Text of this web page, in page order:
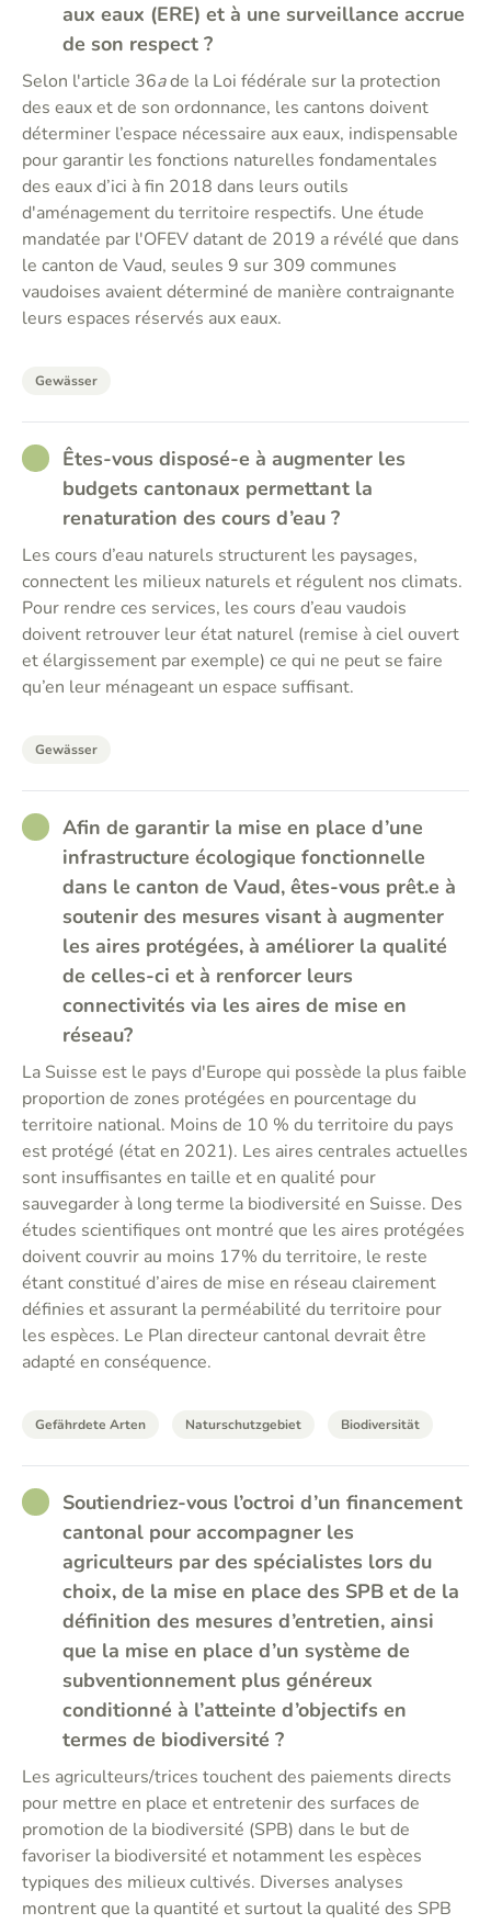
aux eaux (ERE) et à une surveillance accrue
de son respect ?
Selon l'article 36ade la Loi fédérale sur la protection
des eaux et de son ordonnance, les cantons doivent
déterminer l’espace nécessaire aux eaux, indispensable
pour garantir les fonctions naturelles fondamentales
des eaux d’ici à fin 2018 dans leurs outils
d'aménagement du territoire respectifs. Une étude
mandatée par l'OFEV datant de 2019 a révélé que dans
le canton de Vaud, seules 9 sur 309 communes
vaudoises avaient déterminé de manière contraignante
leurs espaces réservés aux eaux.
Gewässer
RATHER_GOOD
Êtes-vous disposé-e à augmenter les
budgets cantonaux permettant la
renaturation des cours d’eau ?
Les cours d’eau naturels structurent les paysages,
connectent les milieux naturels et régulent nos climats.
Pour rendre ces services, les cours d’eau vaudois
doivent retrouver leur état naturel (remise à ciel ouvert
et élargissement par exemple) ce qui ne peut se faire
qu’en leur ménageant un espace suffisant.
Gewässer
RATHER_GOOD
Afin de garantir la mise en place d’une
infrastructure écologique fonctionnelle
dans le canton de Vaud, êtes-vous prêt.e à
soutenir des mesures visant à augmenter
les aires protégées, à améliorer la qualité
de celles-ci et à renforcer leurs
connectivités via les aires de mise en
réseau?
La Suisse est le pays d'Europe qui possède la plus faible
proportion de zones protégées en pourcentage du
territoire national. Moins de 10 % du territoire du pays
est protégé (état en 2021). Les aires centrales actuelles
sont insuffisantes en taille et en qualité pour
sauvegarder à long terme la biodiversité en Suisse. Des
études scientifiques ont montré que les aires protégées
doivent couvrir au moins 17% du territoire, le reste
étant constitué d’aires de mise en réseau clairement
définies et assurant la perméabilité du territoire pour
les espèces. Le Plan directeur cantonal devrait être
adapté en conséquence.
Gefährdete Arten Naturschutzgebiet Biodiversität
RATHER_GOOD
Soutiendriez-vous l’octroi d’un financement
cantonal pour accompagner les
agriculteurs par des spécialistes lors du
choix, de la mise en place des SPB et de la
définition des mesures d’entretien, ainsi
que la mise en place d’un système de
subventionnement plus généreux
conditionné à l’atteinte d’objectifs en
termes de biodiversité ?
Les agriculteurs/trices touchent des paiements directs
pour mettre en place et entretenir des surfaces de
promotion de la biodiversité (SPB) dans le but de
favoriser la biodiversité et notamment les espèces
typiques des milieux cultivés. Diverses analyses
montrent que la quantité et surtout la qualité des SPB